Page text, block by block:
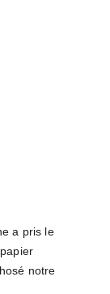
a pris le
notre